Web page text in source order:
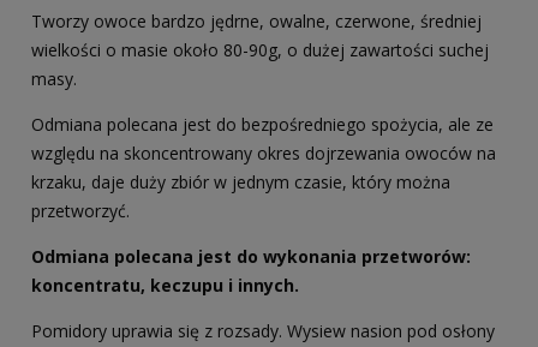
Tworzy owoce bardzo jędrne, owalne, czerwone, średniej
wielkości o masie około 80-90g, o dużej zawartości suchej
masy.
Odmiana polecana jest do bezpośredniego spożycia, ale ze
względu na skoncentrowany okres dojrzewania owoców na
krzaku, daje duży zbiór w jednym czasie, który można
przetworzyć.
Odmiana polecana jest do wykonania przetworów:
koncentratu, keczupu i innych.
Pomidory uprawia się z rozsady. Wysiew nasion pod osłony